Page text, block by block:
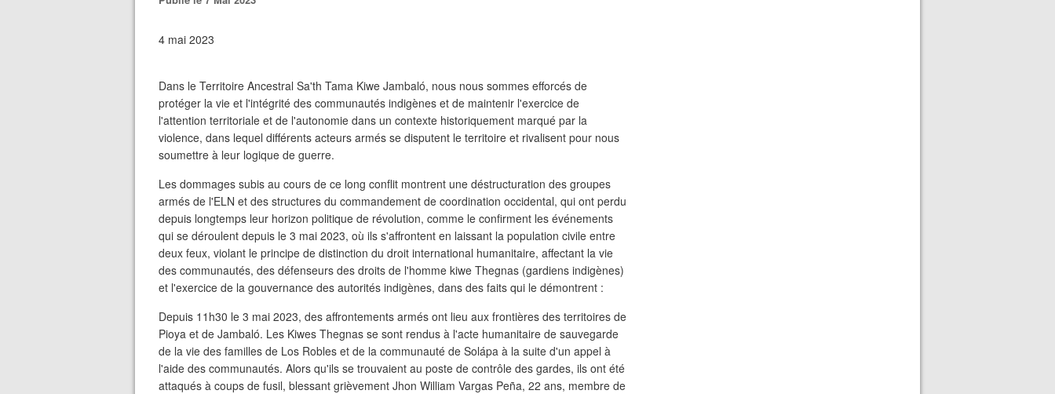
4 mai 2023
Dans le Territoire Ancestral Sa'th Tama Kiwe Jambaló, nous nous sommes efforcés de
protéger la vie et l'intégrité des communautés indigènes et de maintenir l'exercice de
l'attention territoriale et de l'autonomie dans un contexte historiquement marqué par la
violence, dans lequel différents acteurs armés se disputent le territoire et rivalisent pour nous
soumettre à leur logique de guerre.
Les dommages subis au cours de ce long conflit montrent une déstructuration des groupes
armés de l'ELN et des structures du commandement de coordination occidental, qui ont perdu
depuis longtemps leur horizon politique de révolution, comme le confirment les événements
qui se déroulent depuis le 3 mai 2023, où ils s'affrontent en laissant la population civile entre
deux feux, violant le principe de distinction du droit international humanitaire, affectant la vie
des communautés, des défenseurs des droits de l'homme kiwe Thegnas (gardiens indigènes)
et l'exercice de la gouvernance des autorités indigènes, dans des faits qui le démontrent :
Depuis 11h30 le 3 mai 2023, des affrontements armés ont lieu aux frontières des territoires de
Pioya et de Jambaló. Les Kiwes Thegnas se sont rendus à l'acte humanitaire de sauvegarde
de la vie des familles de Los Robles et de la communauté de Solápa à la suite d'un appel à
l'aide des communautés. Alors qu'ils se trouvaient au poste de contrôle des gardes, ils ont été
attaqués à coups de fusil, blessant grièvement Jhon William Vargas Peña, 22 ans, membre de